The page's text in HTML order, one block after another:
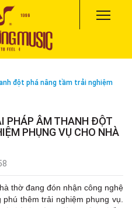
đột phá nâng tầm trải nghiệm
PHÁP ÂM THANH ĐỘT
PHỤNG VỤ CHO NHÀ
thờ đang đón nhận công nghệ
thêm trải nghiệm phụng vụ.